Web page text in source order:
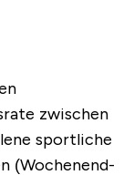
zwischen
sportliche
(Wochenend-